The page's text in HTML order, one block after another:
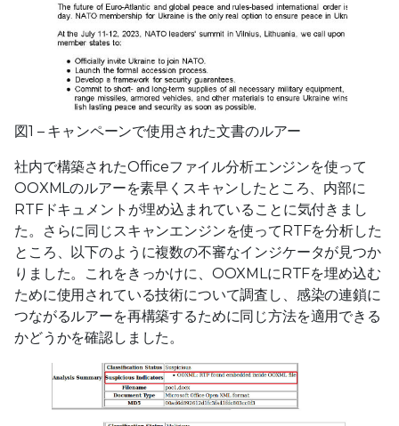
図1 – キャンペーンで使用された文書のルアー
社内で構築されたOfficeファイル分析エンジンを使って
OOXMLのルアーを素早くスキャンしたところ、内部に
RTFドキュメントが埋め込まれていることに気付きまし
た。さらに同じスキャンエンジンを使ってRTFを分析した
ところ、以下のように複数の不審なインジケータが見つか
りました。これをきっかけに、OOXMLにRTFを埋め込む
ために使用されている技術について調査し、感染の連鎖に
つながるルアーを再構築するために同じ方法を適用できる
かどうかを確認しました。